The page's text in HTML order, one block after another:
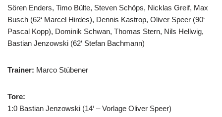
Sören Enders, Timo Bülte, Steven Schöps, Nicklas Greif, Max
Busch (62‘ Marcel Hirdes), Dennis Kastrop, Oliver Speer (90‘
Pascal Kopp), Dominik Schwan, Thomas Stern, Nils Hellwig,
Bastian Jenzowski (62‘ Stefan Bachmann)
Trainer: Marco Stübener
Tore:
1:0 Bastian Jenzowski (14‘ – Vorlage Oliver Speer)